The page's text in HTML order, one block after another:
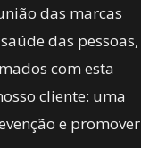
das marcas
das pessoas,
com esta
cliente: uma
e promover